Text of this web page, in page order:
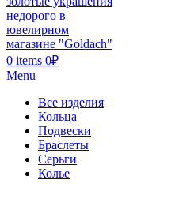
0 items 0₽
Menu
Все изделия
Кольца
Подвески
Браслеты
Серьги
Колье